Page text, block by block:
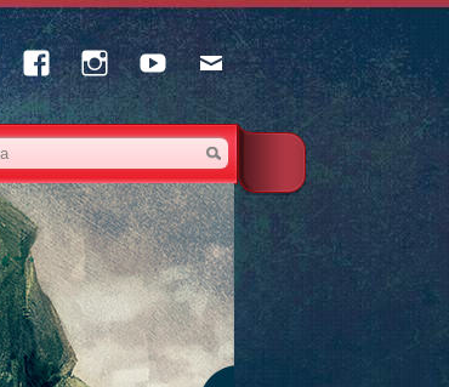
Facebook InstagramYoutube Email